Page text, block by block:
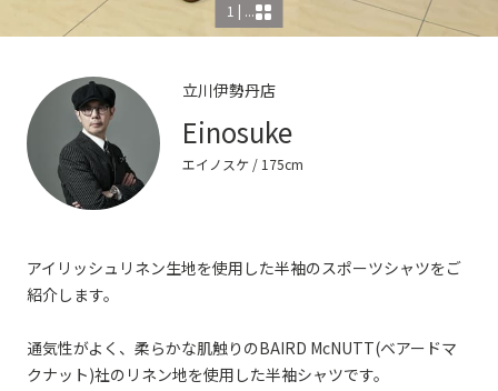
1 | ...
立川伊勢丹店
Einosuke
エイノスケ/ 175cm
アイリッシュリネン生地を使用した半袖のスポーツシャツをご
紹介します。
通気性がよく、柔らかな肌触りのBAIRD McNUTT(ベアードマ
クナット)社のリネン地を使用した半袖シャツです。